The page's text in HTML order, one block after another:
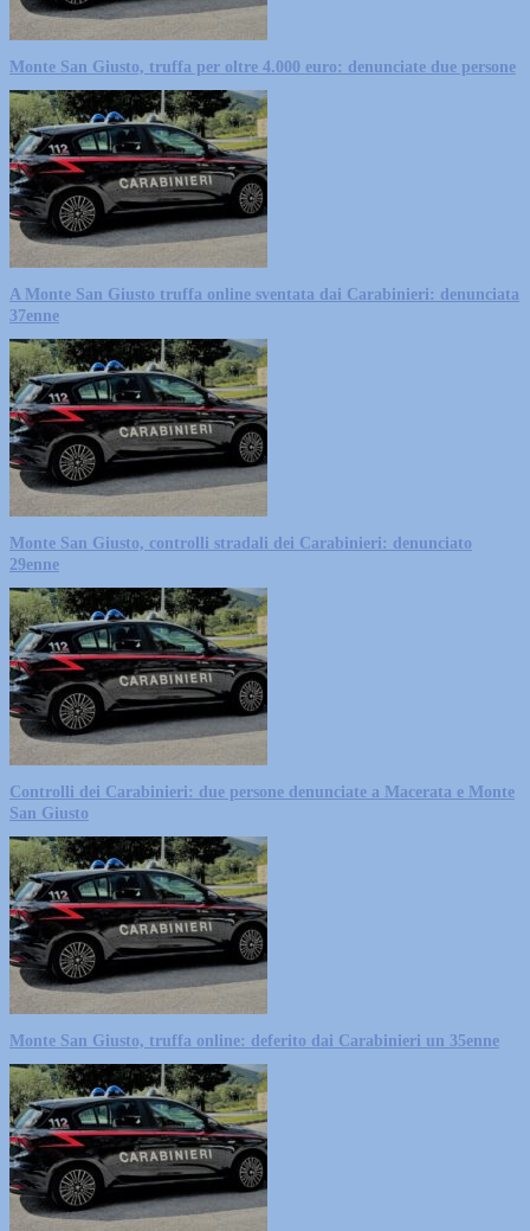
Monte San Giusto, truffa per oltre 4.000 euro: denunciate due persone
A Monte San Giusto truffa online sventata dai Carabinieri: denunciata
37enne
Monte San Giusto, controlli stradali dei Carabinieri: denunciato
29enne
Controlli dei Carabinieri: due persone denunciate a Macerata e Monte
San Giusto
Monte San Giusto, truffa online: deferito dai Carabinieri un 35enne